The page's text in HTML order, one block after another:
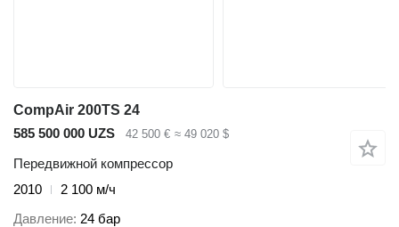
CompAir 200TS 24
585 500 000 UZS
42 500 € ≈ 49 020 $
Передвижной компрессор
2010
2 100 м/ч
Давление 24 бар